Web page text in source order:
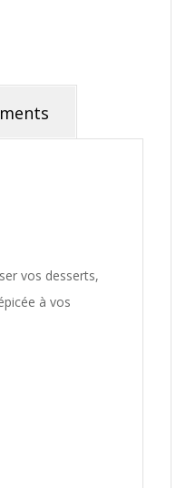
vos desserts,
à vos